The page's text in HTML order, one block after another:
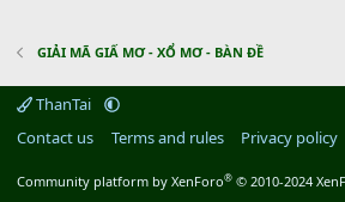
GIẢI MÃ GIẤ MƠ - XỔ MƠ - BÀN ĐỀ
ThanTai
Contact us
Terms and rules Privacy policy
Community platform by XenForo® © 2010-2024